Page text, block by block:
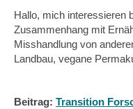
Hallo, mich interessieren
Zusammenhang mit
Misshandlung von
Landbau, vegane
Beitrag: Transition